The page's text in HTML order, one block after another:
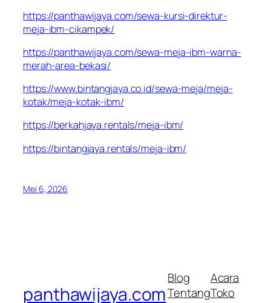
https://panthawijaya.com/sewa-kursi-direktur-
meja-ibm-cikampek/
https://panthawijaya.com/sewa-meja-ibm-warna-
merah-area-bekasi/
https://www.bintangjaya.co.id/sewa-meja/meja-
kotak/meja-kotak-ibm/
https://berkahjaya.rentals/meja-ibm/
https://bintangjaya.rentals/meja-ibm/
Mei 6, 2026
panthawijaya.com
Blog
Tentang
Acara
Toko